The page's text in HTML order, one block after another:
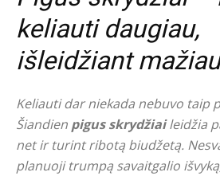
keliauti daugiau,
išleidžiant mažiau
Keliauti dar niekada nebuvo taip
Šiandien pigus skrydžiaileidžia
net ir turint ribotą biudžetą.
planuoji trumpą savaitgalio